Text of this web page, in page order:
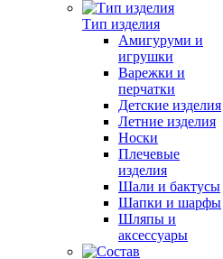
Тип изделия
Амигуруми и
игрушки
Варежки и
перчатки
Детские изделия
Летние изделия
Носки
Плечевые
изделия
Шали и бактусы
Шапки и шарфы
Шляпы и
аксессуары